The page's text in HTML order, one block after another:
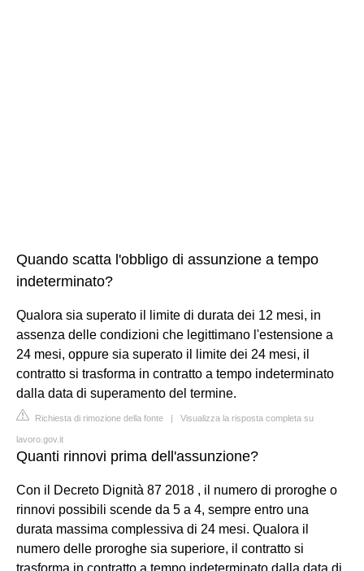
Quando scatta l'obbligo di assunzione a tempo
indeterminato?
Qualora sia superato il limite di durata dei 12 mesi, in
assenza delle condizioni che legittimano l'estensione a
24 mesi, oppure sia superato il limite dei 24 mesi, il
contratto si trasforma in contratto a tempo indeterminato
dalla data di superamento del termine.
Richiesta di rimozione della fonte | Visualizza la risposta completa su
lavoro.gov.it
Quanti rinnovi prima dell'assunzione?
Con il Decreto Dignità 87 2018 , il numero di proroghe o
rinnovi possibili scende da 5 a 4, sempre entro una
durata massima complessiva di 24 mesi. Qualora il
numero delle proroghe sia superiore, il contratto si
trasforma in contratto a tempo indeterminato dalla data di